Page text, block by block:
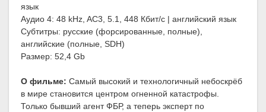
язык
Аудио 4: 48 kHz, AC3, 5.1, 448 Кбит/с | английский язык
Субтитры: русские (форсированные, полные),
английские (полные, SDH)
Размер: 52,4 Gb
О фильме: Самый высокий и технологичный небоскрёб
в мире становится центром огненной катастрофы.
Только бывший агент ФБР, а теперь эксперт по